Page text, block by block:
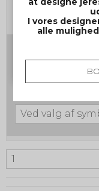
Ved valg af
ønskes placeret.
(symbol a) Ellers
I vores
alle